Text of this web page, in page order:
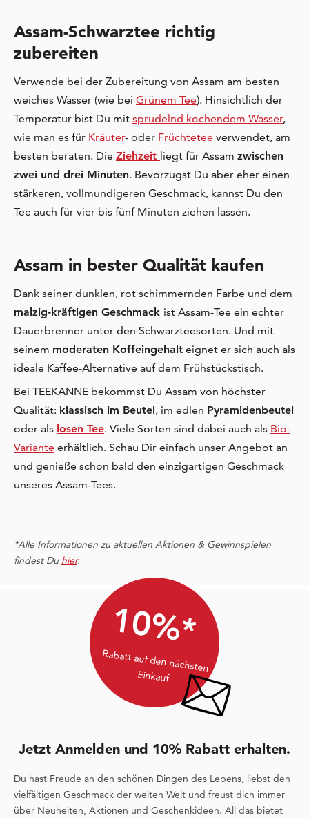
Assam-Schwarztee richtig
zubereiten
Verwende bei der Zubereitung von Assam am besten
weiches Wasser (wie bei Grünem Tee). Hinsichtlich der
Temperatur bist Du mit sprudelnd kochendem Wasser,
wie man es für Kräuter- oder Früchtetee verwendet, am
besten beraten. Die Ziehzeit liegt für Assam zwischen
zwei und drei Minuten. Bevorzugst Du aber eher einen
stärkeren, vollmundigeren Geschmack, kannst Du den
Tee auch für vier bis fünf Minuten ziehen lassen.
Assam in bester Qualität kaufen
Dank seiner dunklen, rot schimmernden Farbe und dem
malzig-kräftigen Geschmack ist Assam-Tee ein echter
Dauerbrenner unter den Schwarzteesorten. Und mit
seinem moderaten Koffeingehalt eignet er sich auch als
ideale Kaffee-Alternative auf dem Frühstückstisch.
Bei TEEKANNE bekommst Du Assam von höchster
Qualität: klassisch im Beutel , im edlen Pyramidenbeutel
oder als losen Tee. Viele Sorten sind dabei auch als Bio-
Variante erhältlich. Schau Dir einfach unser Angebot an
und genieße schon bald den einzigartigen Geschmack
unseres Assam-Tees.
*Alle Informationen zu aktuellen Aktionen & Gewinnspielen
findest Du hier.
10%*
Rabatt auf den nächsten
Einkauf
Jetzt Anmelden und 10% Rabatt erhalten.
Du hast Freude an den schönen Dingen des Lebens, liebst den
vielfältigen Geschmack der weiten Welt und freust dich immer
über Neuheiten, Aktionen und Geschenkideen. All das bietet